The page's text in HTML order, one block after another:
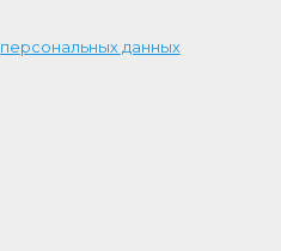
персональных данных